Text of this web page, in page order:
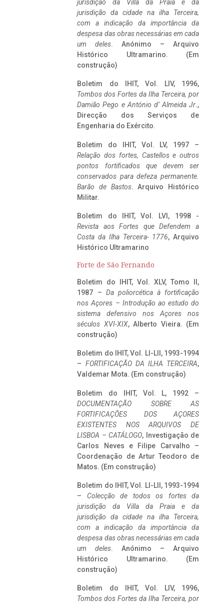
jurisdição da Villa da Praia e da
jurisdição da cidade na ilha Terceira,
com a indicação da importância da
despesa das obras necessárias em cada
um deles. Anónimo – Arquivo
Histórico Ultramarino. (Em
construção)
Boletim do IHIT, Vol. LIV, 1996,
Tombos dos Fortes da Ilha Terceira, por
Damião Pego e António d’ Almeida Jr.,
Direcção dos Serviços de
Engenharia do Exército.
Boletim do IHIT, Vol. LV, 1997 –
Relação dos fortes, Castellos e outros
pontos fortificados que devem ser
conservados para defeza permanente.
Barão de Bastos. Arquivo Histórico
Militar.
Boletim do IHIT, Vol. LVI, 1998 -
Revista aos Fortes que Defendem a
Costa da Ilha Terceira- 1776, Arquivo
Histórico Ultramarino
Forte de São Fernando
Boletim do IHIT, Vol. XLV, Tomo II,
1987 – Da poliorcética à fortificação
nos Açores – Introdução ao estudo do
sistema defensivo nos Açores nos
séculos XVI-XIX, Alberto Vieira. (Em
construção)
Boletim do IHIT, Vol. LI-LII, 1993-1994
– FORTIFICAÇÃO DA ILHA TERCEIRA,
Valdemar Mota. (Em construção)
Boletim do IHIT, Vol. L, 1992 –
DOCUMENTAÇÃO SOBRE AS
FORTIFICAÇÕES DOS AÇORES
EXISTENTES NOS ARQUIVOS DE
LISBOA – CATÁLOGO, Investigação de
Carlos Neves e Filipe Carvalho –
Coordenação de Artur Teodoro de
Matos. (Em construção)
Boletim do IHIT, Vol. LI-LII, 1993-1994
– Colecção de todos os fortes da
jurisdição da Villa da Praia e da
jurisdição da cidade na ilha Terceira,
com a indicação da importância da
despesa das obras necessárias em cada
um deles. Anónimo – Arquivo
Histórico Ultramarino. (Em
construção)
Boletim do IHIT, Vol. LIV, 1996,
Tombos dos Fortes da Ilha Terceira, por